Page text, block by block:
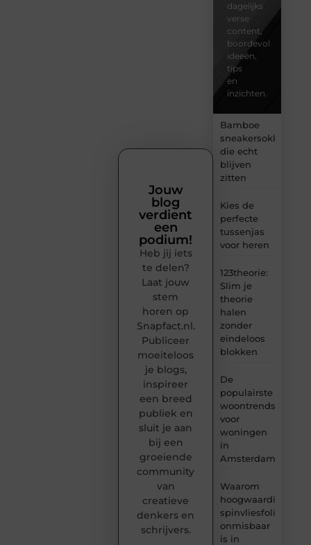
dagelijks
verse
content,
boordevol
ideeën,
tips
en
inzichten.
Bamboe
sneakersokken
die echt
blijven
zitten
Kies de
perfecte
tussenjas
voor heren
123theorie:
Slim je
theorie
halen
zonder
eindeloos
blokken
De
populairste
woontrends
voor
woningen
in
Amsterdam
Waarom
hoogwaardige
spinvliesfolie
onmisbaar
is in
Jouw
blog
verdient
een
podium!
Heb jij iets
te delen?
Laat jouw
stem
horen op
Snapfact.nl.
Publiceer
moeiteloos
je blogs,
inspireer
een breed
publiek en
sluit je aan
bij een
groeiende
community
van
creatieve
denkers en
schrijvers.